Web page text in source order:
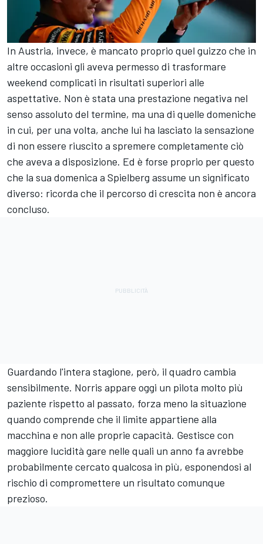
In Austria, invece, è mancato proprio quel guizzo che in
altre occasioni gli aveva permesso di trasformare
weekend complicati in risultati superiori alle
aspettative. Non è stata una prestazione negativa nel
senso assoluto del termine, ma una di quelle domeniche
in cui, per una volta, anche lui ha lasciato la sensazione
di non essere riuscito a spremere completamente ciò
che aveva a disposizione. Ed è forse proprio per questo
che la sua domenica a Spielberg assume un significato
diverso: ricorda che il percorso di crescita non è ancora
concluso.
Guardando l'intera stagione, però, il quadro cambia
sensibilmente. Norris appare oggi un pilota molto più
paziente rispetto al passato, forza meno la situazione
quando comprende che il limite appartiene alla
macchina e non alle proprie capacità. Gestisce con
maggiore lucidità gare nelle quali un anno fa avrebbe
probabilmente cercato qualcosa in più, esponendosi al
rischio di compromettere un risultato comunque
prezioso.